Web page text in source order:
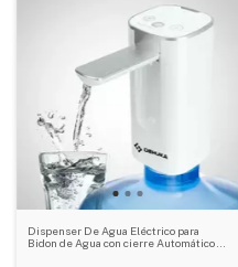
Dispenser De Agua Eléctrico para
Bidon de Agua con cierre Automático Y